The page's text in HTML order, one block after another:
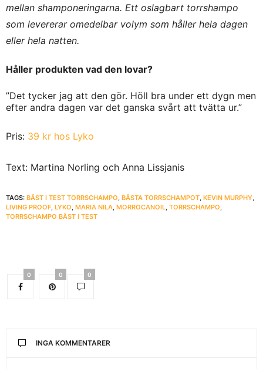
mellan shamponeringarna. Ett oslagbart torrshampo
som levererar omedelbar volym som håller hela dagen
eller hela natten.
Håller produkten vad den lovar?
”Det tycker jag att den gör. Höll bra under ett dygn men
efter andra dagen var det ganska svårt att tvätta ur.”
Pris: 39 kr hos Lyko
Text: Martina Norling och Anna Lissjanis
TAGS: BÄST I TEST TORRSCHAMPO, BÄSTA TORRSCHAMPOT, KEVIN MURPHY,
LIVING PROOF, LYKO, MARIA NILA, MORROCANOIL, TORRSCHAMPO,
TORRSCHAMPO BÄST I TEST
0 0 0
INGA KOMMENTARER